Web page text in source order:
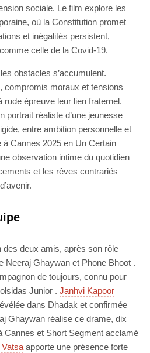
sociale. Le film explore les
où la Constitution promet
et inégalités persistent,
celle de la Covid-19.
obstacles s’accumulent.
compromis moraux et tensions
épreuve leur lien fraternel.
portrait réaliste d’une jeunesse
entre ambition personnelle et
Cannes 2025 en Un Certain
observation intime du quotidien
et les rêves contrariés
des deux amis, après son rôle
Neeraj Ghaywan et Phone Bhoot .
de toujours, connu pour
Junior . Janhvi Kapoor
dans Dhadak et confirmée
Ghaywan réalise ce drame, dix
Cannes et Short Segment acclamé
Vatsa apporte une présence forte